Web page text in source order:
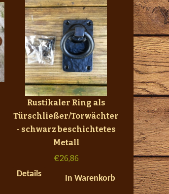
Rustikaler Ring als
Türschließer/Torwächter
- schwarz beschichtetes
Metall
€26,86
Details
In Warenkorb